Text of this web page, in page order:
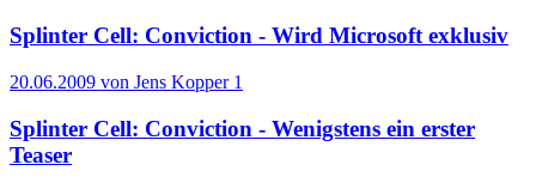
Splinter Cell: Conviction - Wird Microsoft exklusiv
20.06.2009 von Jens Kopper1
Splinter Cell: Conviction - Wenigstens ein erster
Teaser